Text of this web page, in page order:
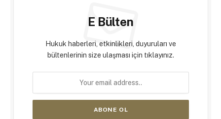
E Bülten
Hukuk haberleri, etkinlikleri, duyuruları ve
bültenlerinin size ulaşması için tıklayınız.